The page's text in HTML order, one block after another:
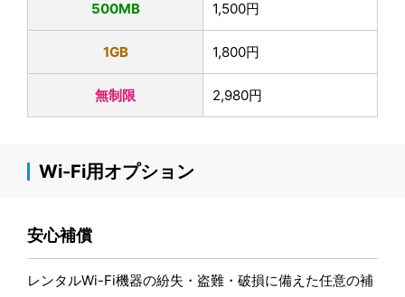
500MB 1,500円
1GB 1,800円
無制限 2,980円
Wi-Fi用オプション
安心補償
レンタルWi-Fi機器の紛失・盗難・破損に備えた任意の補